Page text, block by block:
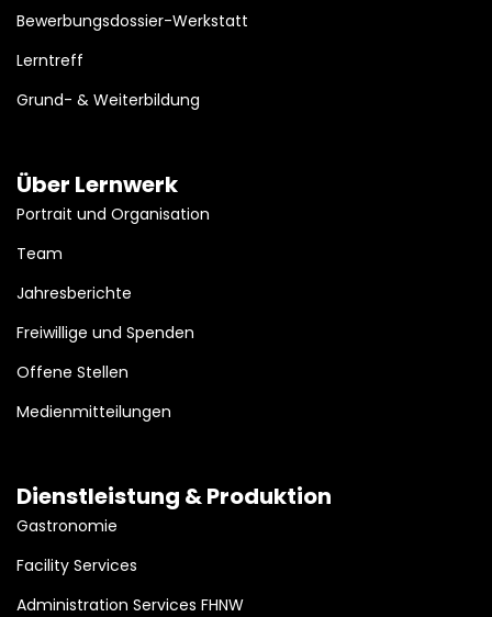
Bewerbungsdossier-Werkstatt
Lerntreff
Grund- & Weiterbildung
Über Lernwerk
Portrait und Organisation
Team
Jahresberichte
Freiwillige und Spenden
Offene Stellen
Medienmitteilungen
Dienstleistung & Produktion
Gastronomie
Facility Services
Administration Services FHNW